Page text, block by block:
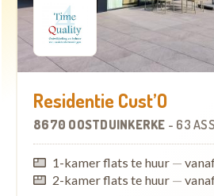
Residentie Cust’O
8670 OOSTDUINKERKE - 63
1-kamer flats te huur —
2-kamer flats te huur —